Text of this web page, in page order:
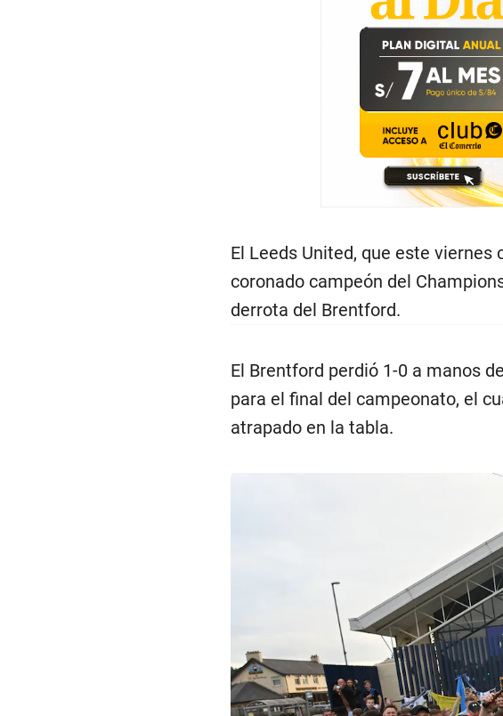
El Leeds United, que este
coronado campeón del
derrota del Brentford.
El Brentford perdió 1-0 a manos
para el final del campeonato, el
atrapado en la tabla.